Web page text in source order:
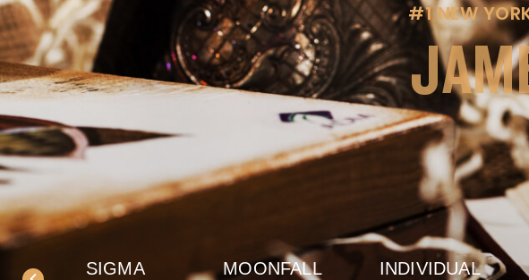
#1 NEW
SIGMA MOONFALL
INDIVIDUAL